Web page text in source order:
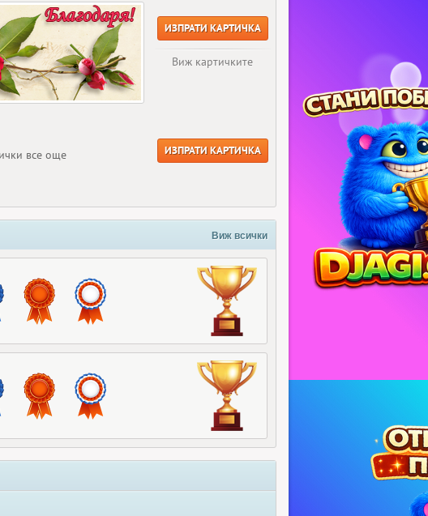
ИЗПРАТИ КАРТИЧКА
Виж картичките
все още
ИЗПРАТИ КАРТИЧКА
Виж всички